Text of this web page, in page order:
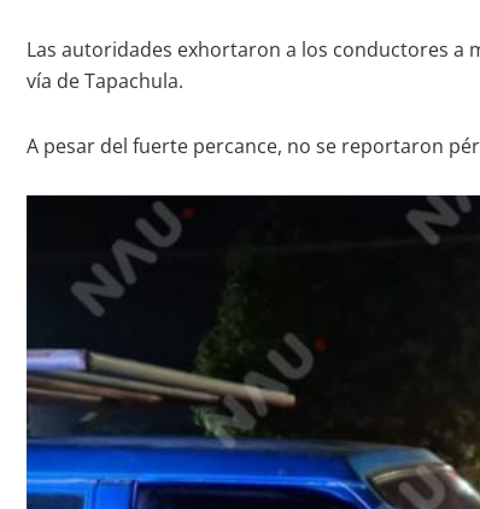
Las autoridades exhortaron a los conductores a
vía de Tapachula.
A pesar del fuerte percance, no se reportaron